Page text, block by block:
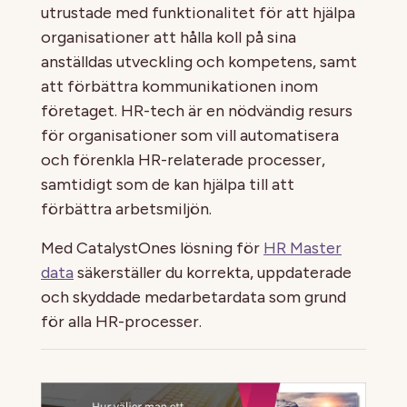
utrustade med funktionalitet för att hjälpa
organisationer att hålla koll på sina
anställdas utveckling och kompetens, samt
att förbättra kommunikationen inom
företaget. HR-tech är en nödvändig resurs
för organisationer som vill automatisera
och förenkla HR-relaterade processer,
samtidigt som de kan hjälpa till att
förbättra arbetsmiljön.
Med CatalystOnes lösning för HR Master
data säkerställer du korrekta, uppdaterade
och skyddade medarbetardata som grund
för alla HR-processer.